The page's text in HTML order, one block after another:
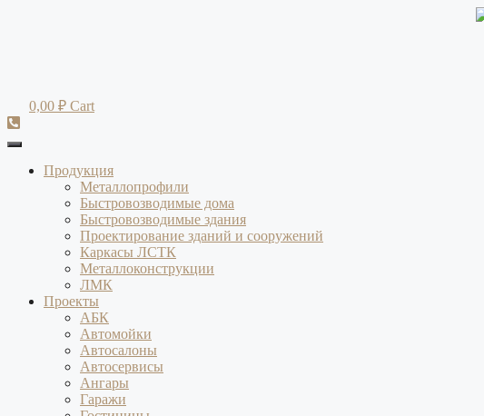
0,00 ₽ Cart
Продукция
Металлопрофили
Быстровозводимые дома
Быстровозводимые здания
Проектирование зданий и сооружений
Каркасы ЛСТК
Металлоконструкции
ЛМК
Проекты
АБК
Автомойки
Автосалоны
Автосервисы
Ангары
Гаражи